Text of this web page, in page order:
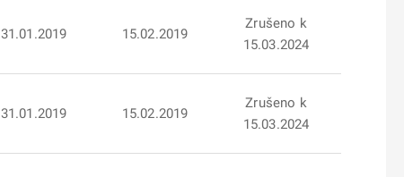
31.01.2019 15.02.2019
Zrušeno k
15.03.2024
31.01.2019 15.02.2019
Zrušeno k
15.03.2024